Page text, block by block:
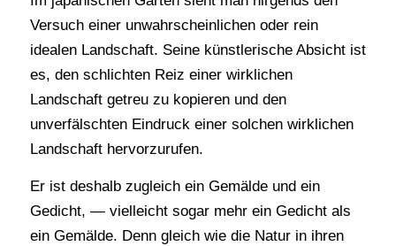
Versuch einer unwahrscheinlichen oder rein
idealen Landschaft. Seine künstlerische Absicht ist
es, den schlichten Reiz einer wirklichen
Landschaft getreu zu kopieren und den
unverfälschten Eindruck einer solchen wirklichen
Landschaft hervorzurufen.
Er ist deshalb zugleich ein Gemälde und ein
Gedicht, — vielleicht sogar mehr ein Gedicht als
ein Gemälde. Denn gleich wie die Natur in ihren